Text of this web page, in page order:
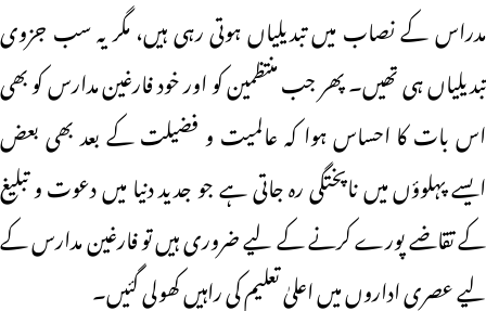
مدراس کے نصاب میں تبدیلیاں ہوتی رہی ہیں، مگر یہ سب جزوی
تبدیلیاں ہی تھیں۔ پھر جب منتظمین کو اور خود فارغین مدارس کو بھی
اس بات کا احساس ہوا کہ عالمیت و فضیلت کے بعد بھی بعض
ایسے پہلوؤں میں ناپختگی رہ جاتی ہے جو جدید دنیا میں دعوت و تبلیغ
کے تقاضے پورے کرنے کے لیے ضروری ہیں تو فارغین مدارس کے
لیے عصری اداروں میں اعلیٰ تعلیم کی راہیں کھولی گئیں۔